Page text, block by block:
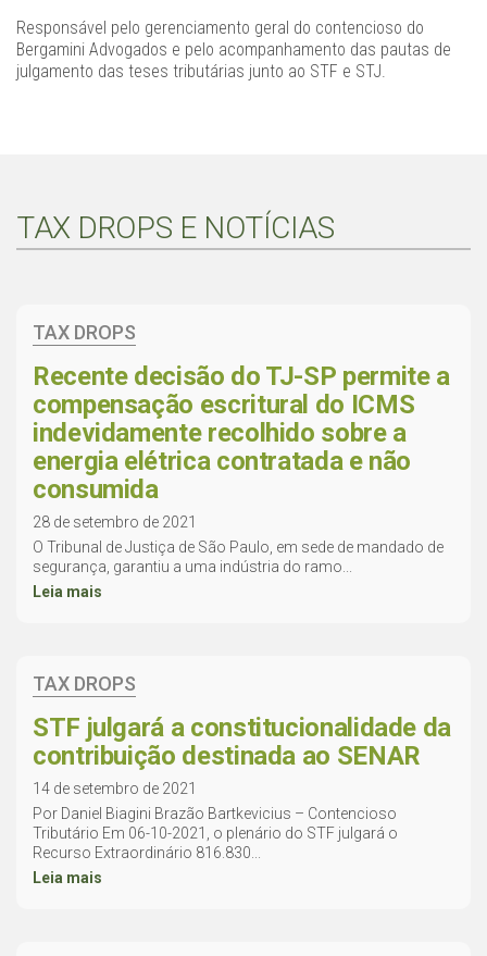
Responsável pelo gerenciamento geral do contencioso do
Bergamini Advogados e pelo acompanhamento das pautas de
julgamento das teses tributárias junto ao STF e STJ.
TAX DROPS E NOTÍCIAS
TAX DROPS
Recente decisão do TJ-SP permite a
compensação escritural do ICMS
indevidamente recolhido sobre a
energia elétrica contratada e não
consumida
28 de setembro de 2021
O Tribunal de Justiça de São Paulo, em sede de mandado de
segurança, garantiu a uma indústria do ramo...
Leia mais
TAX DROPS
STF julgará a constitucionalidade da
contribuição destinada ao SENAR
14 de setembro de 2021
Por Daniel Biagini Brazão Bartkevicius – Contencioso
Tributário Em 06-10-2021, o plenário do STF julgará o
Recurso Extraordinário 816.830...
Leia mais